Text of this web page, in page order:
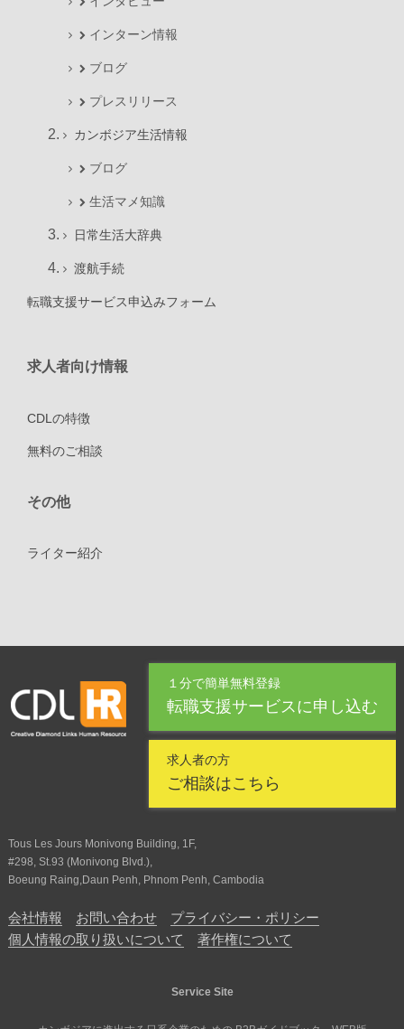
インターン情報
ブログ
プレスリリース
カンボジア生活情報
ブログ
生活マメ知識
日常生活大辞典
渡航手続
転職支援サービス申込みフォーム
求人者向け情報
CDLの特徴
無料のご相談
その他
ライター紹介
１分で簡単無料登録
転職支援サービスに申し込む
求人者の方
ご相談はこちら
Tous Les Jours Monivong Building, 1F,
#298, St.93 (Monivong Blvd.),
Boeung Raing,Daun Penh, Phnom Penh, Cambodia
会社情報 お問い合わせ
プライバシー・ポリシー
個人情報の取り扱いについて
著作権について
Service Site